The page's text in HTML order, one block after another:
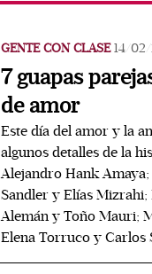
GENTE CON CLASE 14/
7 guapas
de amor
Este día del amor y la
algunos detalles de la
Alejandro Hank
Sandler y Elías Mizrahi;
Alemán y Toño Mauri;
Elena Torruco y Carlos